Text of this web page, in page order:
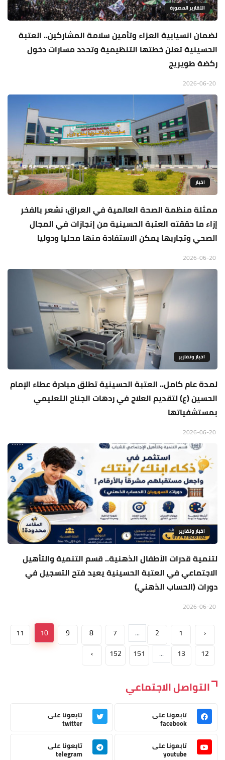
التقارير المصورة
لضمان انسيابية العزاء وتأمين سلامة المشاركين.. العتبة
الحسينية تعلن خطتها التنظيمية وتحدد مسارات دخول
ركضة طويريج
اخبار
ممثلة منظمة الصحة العالمية في العراق: نشعر بالفخر
إزاء ما حققته العتبة الحسينية من إنجازات في المجال
الصحي وتجاربها يمكن الاستفادة منها محليا ودوليا
اخبار وتقارير
لمدة عام كامل.. العتبة الحسينية تطلق مبادرة عطاء الإمام
الحسين (ع) لتقديم العلاج في ردهات الجناح التعليمي
بمستشفياتها
اخبار وتقارير
لتنمية قدرات الأطفال الذهنية.. قسم التنمية والتأهيل
الاجتماعي في العتبة الحسينية يعيد فتح التسجيل في
دورات (الحساب الذهني)
‹
1
2
...
7
8
9
10
11
12
13
...
151
152
›
التواصل الاجتماعي
تابعونا على
facebook
تابعونا على
twitter
تابعونا على
youtube
تابعونا على
telegram